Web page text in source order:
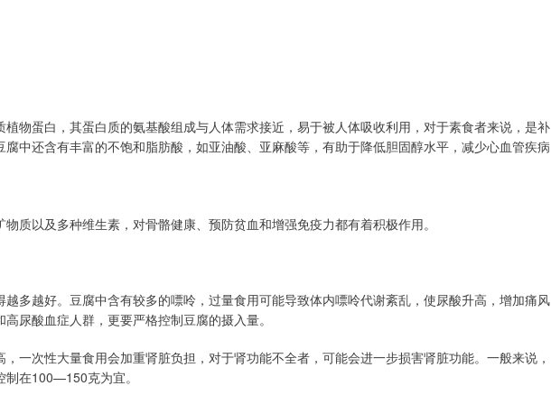
物蛋白，其蛋白质的氨基酸组成与人体需求接近，易于被人体吸收利用，对于素食者来说，是补
中还含有丰富的不饱和脂肪酸，如亚油酸、亚麻酸等，有助于降低胆固醇水平，减少心血管疾病
质以及多种维生素，对骨骼健康、预防贫血和增强免疫力都有着积极作用。
多越好。豆腐中含有较多的嘌呤，过量食用可能导致体内嘌呤代谢紊乱，使尿酸升高，增加痛风
尿酸血症人群，更要严格控制豆腐的摄入量。
一次性大量食用会加重肾脏负担，对于肾功能不全者，可能会进一步损害肾脏功能。一般来说，
在100—150克为宜。